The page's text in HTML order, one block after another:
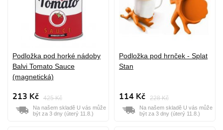
Podložka pod horké nádoby
Balvi Tomato Sauce
(magnetická)
213 Kč 425 Kč
Na našem skladě U vás může
být za 3 dny (úterý 11.8.)
Podložka pod hrnček - Splat
Stan
114 Kč 228 Kč
Na našem skladě U vás může
být za 3 dny (úterý 11.8.)